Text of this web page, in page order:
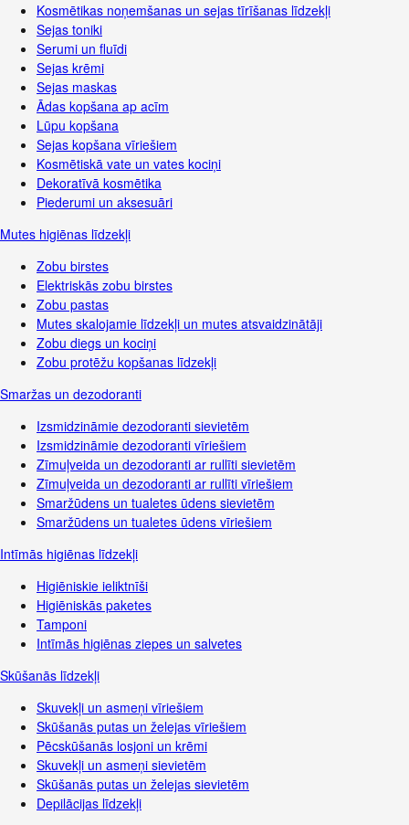
Kosmētikas noņemšanas un sejas tīrīšanas līdzekļi
Sejas toniki
Serumi un fluīdi
Sejas krēmi
Sejas maskas
Ādas kopšana ap acīm
Lūpu kopšana
Sejas kopšana vīriešiem
Kosmētiskā vate un vates kociņi
Dekoratīvā kosmētika
Piederumi un aksesuāri
Mutes higiēnas līdzekļi
Zobu birstes
Elektriskās zobu birstes
Zobu pastas
Mutes skalojamie līdzekļi un mutes atsvaidzinātāji
Zobu diegs un kociņi
Zobu protēžu kopšanas līdzekļi
Smaržas un dezodoranti
Izsmidzināmie dezodoranti sievietēm
Izsmidzināmie dezodoranti vīriešiem
Zīmuļveida un dezodoranti ar rullīti sievietēm
Zīmuļveida un dezodoranti ar rullīti vīriešiem
Smaržūdens un tualetes ūdens sievietēm
Smaržūdens un tualetes ūdens vīriešiem
Intīmās higiēnas līdzekļi
Higiēniskie ieliktnīši
Higiēniskās paketes
Tamponi
Intīmās higiēnas ziepes un salvetes
Skūšanās līdzekļi
Skuvekļi un asmeņi vīriešiem
Skūšanās putas un želejas vīriešiem
Pēcskūšanās losjoni un krēmi
Skuvekļi un asmeņi sievietēm
Skūšanās putas un želejas sievietēm
Depilācijas līdzekļi